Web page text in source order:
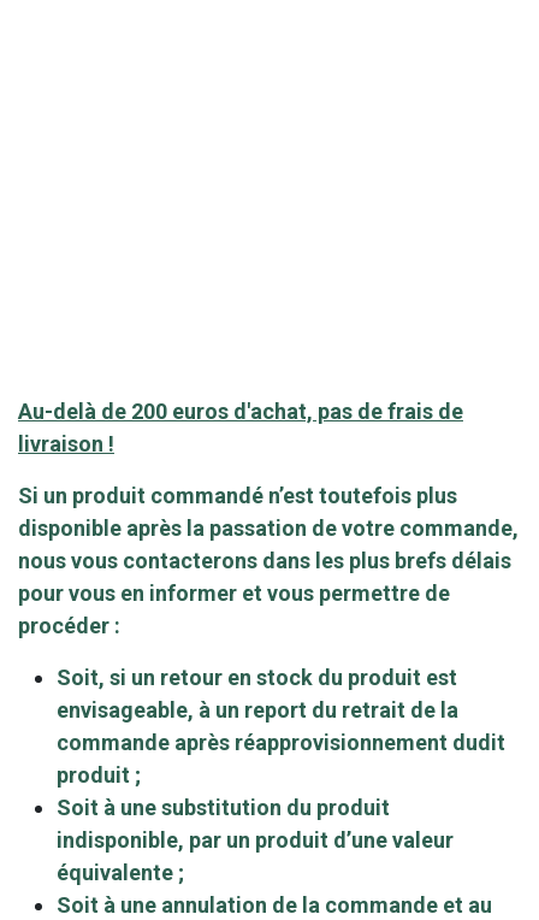
Au-delà de 200 euros d'achat, pas de frais de
livraison !
Si un produit commandé n’est toutefois plus
disponible après la passation de votre commande,
nous vous contacterons dans les plus brefs délais
pour vous en informer et vous permettre de
procéder :
Soit, si un retour en stock du produit est
envisageable, à un report du retrait de la
commande après réapprovisionnement dudit
produit ;
Soit à une substitution du produit
indisponible, par un produit d’une valeur
équivalente ;
Soit à une annulation de la commande et au